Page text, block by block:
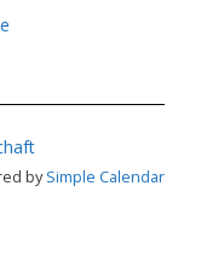
bySimple Calendar